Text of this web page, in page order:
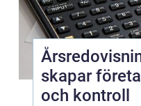
skapar
och kontroll